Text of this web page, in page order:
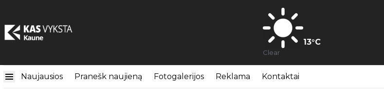
13°C
Clear
Naujausios Pranešk naujieną Fotogalerijos Reklama Kontaktai